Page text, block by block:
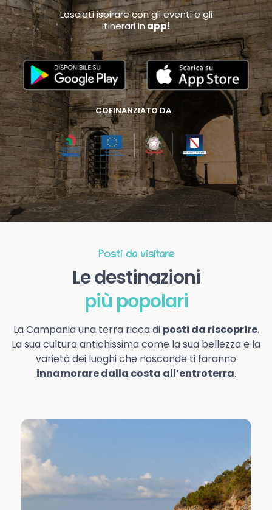
Lasciati ispirare con gli eventi e gli
itinerari inapp!
COFINANZIATO DA
Posti da visitare
Le destinazioni
più popolari
La Campania una terra ricca di posti da riscoprire.
La sua cultura antichissima come la sua bellezza e la
varietà dei luoghi che nasconde ti faranno
innamorare dalla costa all’entroterra.